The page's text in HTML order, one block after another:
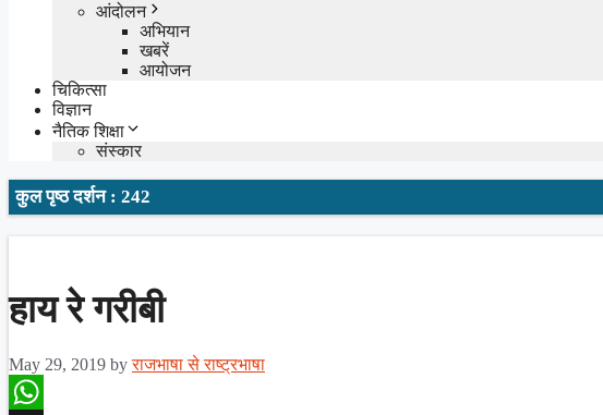
आंदोलन
अभियान
खबरें
आयोजन
चिकित्सा
विज्ञान
नैतिक शिक्षा
संस्कार
कुल पृष्ठ दर्शन : 242
हाय रे गरीबी
May 29, 2019 byराजभाषा से राष्ट्रभाषा